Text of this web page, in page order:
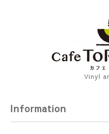
Vinyl
Information